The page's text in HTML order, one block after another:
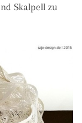
Skalpell zu